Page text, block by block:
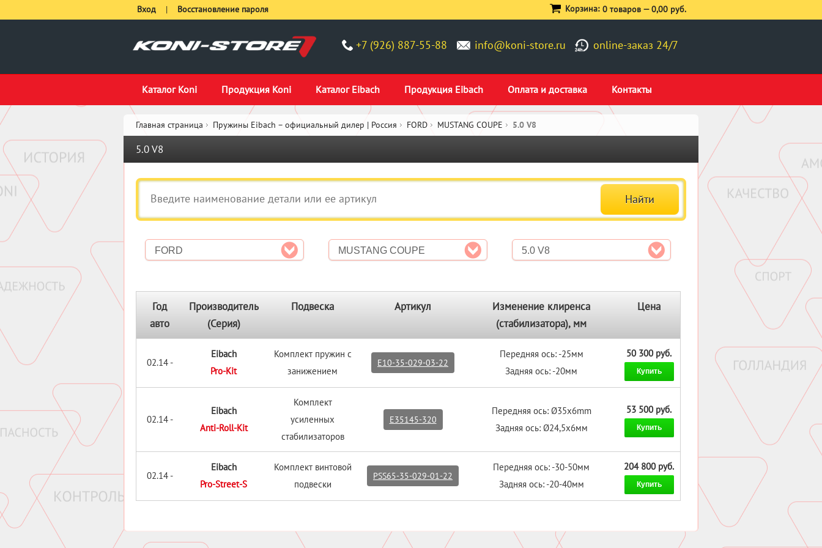
+7 (926) 887-55-88 info@koni-store.ru online-заказ 24/7
Каталог Koni Продукция Koni Каталог Eibach Продукция Eibach Оплата и доставка Контакты
Вход | Восстановление пароля Корзина: 0 товаров —0,00 руб.
Главная страница Пружины Eibach – официальный дилер | Россия FORD MUSTANG COUPE 5.0 V8
5.0 V8
FORD MUSTANG COUPE 5.0 V8
Год
авто
Производитель
(Серия)
Подвеска Артикул
Изменение клиренса
(стабилизатора), мм
Цена
02.14 -
Eibach
Pro-Kit
Комплект пружин с
занижением
E10-35-029-03-22
Передняя ось: -25мм
Задняя ось: -20мм
50 300 руб.
Купить
02.14 -
Eibach
Anti-Roll-Kit
Комплект
усиленных
стабилизаторов
E35145-320
Передняя ось: Ø35x6mm
Задняя ось: Ø24,5x6мм
53 500 руб.
Купить
02.14 -
Eibach
Pro-Street-S
Комплект винтовой
подвески
PSS65-35-029-01-22
Передняя ось: -30-50мм
Задняя ось: -20-40мм
204 800 руб.
Купить